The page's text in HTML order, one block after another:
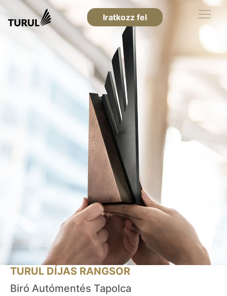
Iratkozz fel
TURUL DÍJAS RANGSOR
Biró Autómentés Tapolca